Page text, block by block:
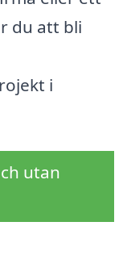
du att bli
i
utan